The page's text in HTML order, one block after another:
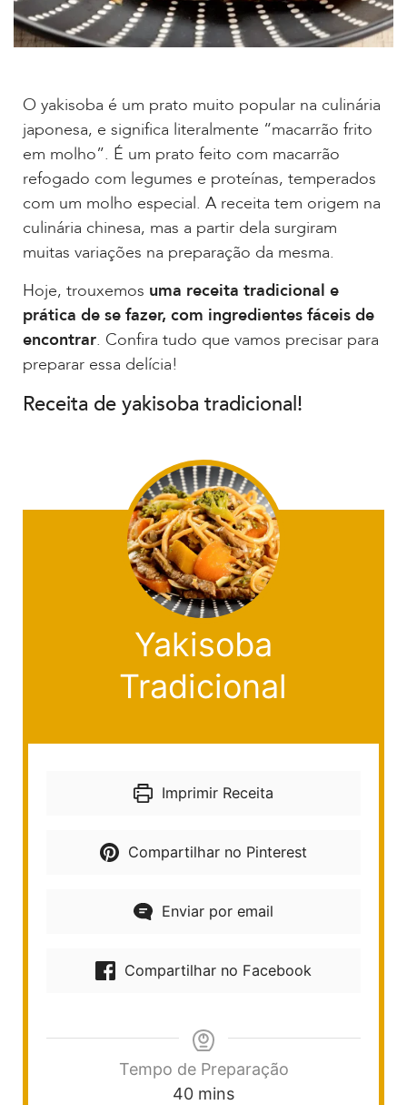
O yakisoba é um prato muito popular na culinária
japonesa, e significa literalmente “macarrão frito
em molho”. É um prato feito com macarrão
refogado com legumes e proteínas, temperados
com um molho especial. A receita tem origem na
culinária chinesa, mas a partir dela surgiram
muitas variações na preparação da mesma.
Hoje, trouxemos uma receita tradicional e
prática de se fazer, com ingredientes fáceis de
encontrar. Confira tudo que vamos precisar para
preparar essa delícia!
Receita de yakisoba tradicional!
Yakisoba
Tradicional
Imprimir Receita
Compartilhar no Pinterest
Enviar por email
Compartilhar no Facebook
Tempo de Preparação
40 mins